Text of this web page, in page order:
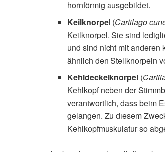
hornförmig ausgebildet.
Keilknorpel (Cartilago
Keilknorpel. Sie sind
und sind nicht mit anderen
ähnlich den Stellknorpeln
Kehldeckelknorpel (
Kehlkopf neben der
verantwortlich, dass beim
gelangen. Zu diesem
Kehlkopfmuskulatur so